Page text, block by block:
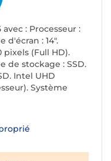
: Processeur :
d'écran : 14".
pixels (Full HD).
de stockage : SSD.
Intel UHD
Système